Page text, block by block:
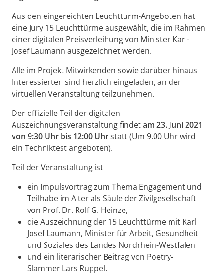
Aus den eingereichten Leuchtturm-Angeboten hat
eine Jury 15 Leuchttürme ausgewählt, die im Rahmen
einer digitalen Preisverleihung von Minister Karl-
Josef Laumann ausgezeichnet werden.
Alle im Projekt Mitwirkenden sowie darüber hinaus
Interessierten sind herzlich eingeladen, an der
virtuellen Veranstaltung teilzunehmen.
Der offizielle Teil der digitalen
Auszeichnungsveranstaltung findetam 23. Juni 2021
von 9:30 Uhr bis 12:00 Uhrstatt (Um 9.00 Uhr wird
ein Techniktest angeboten).
Teil der Veranstaltung ist
ein Impulsvortrag zum Thema Engagement und
Teilhabe im Alter als Säule der Zivilgesellschaft
von Prof. Dr. Rolf G. Heinze,
die Auszeichnung der 15 Leuchttürme mit Karl
Josef Laumann, Minister für Arbeit, Gesundheit
und Soziales des Landes Nordrhein-Westfalen
und ein literarischer Beitrag von Poetry-
Slammer Lars Ruppel.